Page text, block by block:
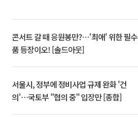
콘서트 갈 때 응원봉만?⋯'최애' 위한 필수
품 등장이오! [솔드아웃]
서울시, 정부에 정비사업 규제 완화 '건
의'⋯국토부 "협의 중" 입장만 [종합]